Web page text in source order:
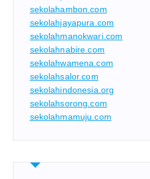
sekolahambon.com
sekolahjayapura.com
sekolahmanokwari.com
sekolahnabire.com
sekolahwamena.com
sekolahsalor.com
sekolahindonesia.org
sekolahsorong.com
sekolahmamuju.com